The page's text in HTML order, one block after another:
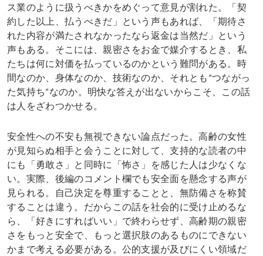
ス業のように扱うべきかをめぐって意見が割れた。「契
約した以上、払うべきだ」という声もあれば、「期待さ
れた内容が満たされなかったなら返金は当然だ」という
声もある。そこには、親密さをお金で媒介するとき、私
たちは何に対価を払っているのかという難問がある。時
間なのか、身体なのか、技術なのか、それとも“つながっ
た気持ち”なのか。明快な答えが出ないからこそ、この話
は人をざわつかせる。
安全性への不安も無視できない論点だった。高齢の女性
が見知らぬ相手と会うことに対して、支持的な読者の中
にも「勇敢さ」と同時に「怖さ」を感じた人は少なくな
い。実際、後編のコメント欄でも安全面を懸念する声が
見られる。自己決定を尊重することと、無防備さを称賛
することは違う。だからこの話を社会的に受け止めるな
ら、「好きにすればいい」で終わらせず、高齢期の親密
さをもっと安全で、もっと選択肢のあるものにできない
かまで考える必要がある。公的支援が及びにくい領域だ